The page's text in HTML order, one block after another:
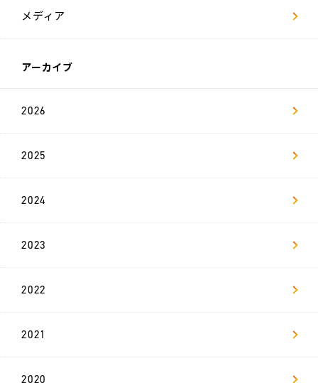
代
表
メ
ー
社
イ
タ
ビ
数
で
見
リ
ヴ
ァ
キ
ャ
ア
メディア
アーカイブ
2026
2025
2024
2023
2022
2021
2020